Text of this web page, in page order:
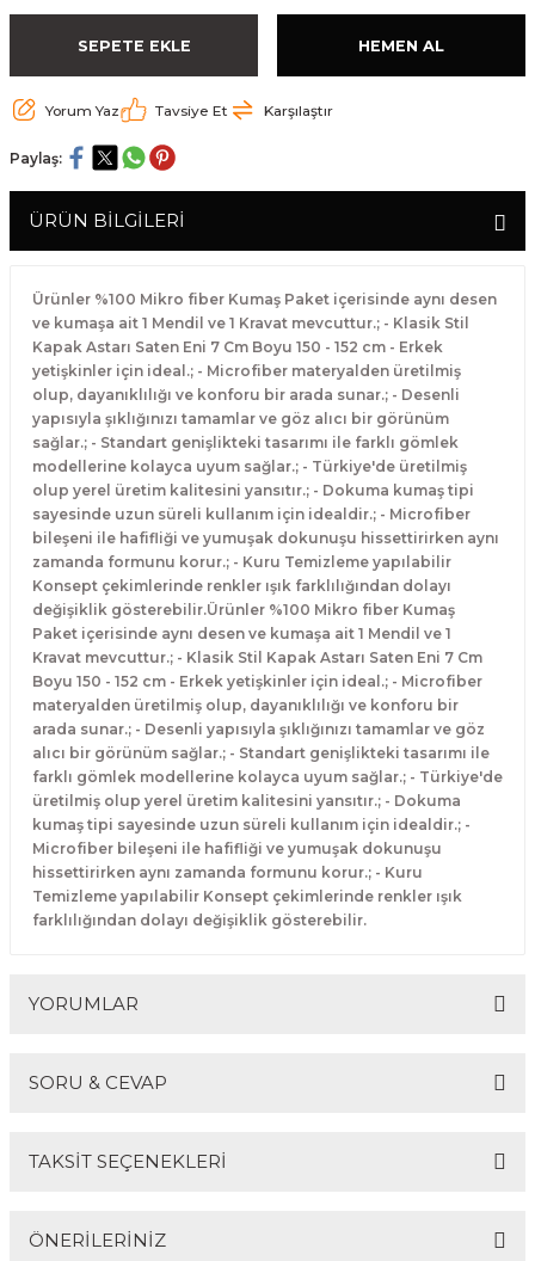
SEPETE EKLE HEMEN AL
Yorum Yaz Tavsiye Et Karşılaştır
Paylaş:
ÜRÜN BİLGİLERİ
Ürünler %100 Mikro fiber Kumaş Paket içerisinde aynı desen
ve kumaşa ait 1 Mendil ve 1 Kravat mevcuttur.; - Klasik Stil
Kapak Astarı Saten Eni 7 Cm Boyu 150 - 152 cm - Erkek
yetişkinler için ideal.; - Microfiber materyalden üretilmiş
olup, dayanıklılığı ve konforu bir arada sunar.; - Desenli
yapısıyla şıklığınızı tamamlar ve göz alıcı bir görünüm
sağlar.; - Standart genişlikteki tasarımı ile farklı gömlek
modellerine kolayca uyum sağlar.; - Türkiye'de üretilmiş
olup yerel üretim kalitesini yansıtır.; - Dokuma kumaş tipi
sayesinde uzun süreli kullanım için idealdir.; - Microfiber
bileşeni ile hafifliği ve yumuşak dokunuşu hissettirirken aynı
zamanda formunu korur.; - Kuru Temizleme yapılabilir
Konsept çekimlerinde renkler ışık farklılığından dolayı
değişiklik gösterebilir.Ürünler %100 Mikro fiber Kumaş
Paket içerisinde aynı desen ve kumaşa ait 1 Mendil ve 1
Kravat mevcuttur.; - Klasik Stil Kapak Astarı Saten Eni 7 Cm
Boyu 150 - 152 cm - Erkek yetişkinler için ideal.; - Microfiber
materyalden üretilmiş olup, dayanıklılığı ve konforu bir
arada sunar.; - Desenli yapısıyla şıklığınızı tamamlar ve göz
alıcı bir görünüm sağlar.; - Standart genişlikteki tasarımı ile
farklı gömlek modellerine kolayca uyum sağlar.; - Türkiye'de
üretilmiş olup yerel üretim kalitesini yansıtır.; - Dokuma
kumaş tipi sayesinde uzun süreli kullanım için idealdir.; -
Microfiber bileşeni ile hafifliği ve yumuşak dokunuşu
hissettirirken aynı zamanda formunu korur.; - Kuru
Temizleme yapılabilir Konsept çekimlerinde renkler ışık
farklılığından dolayı değişiklik gösterebilir.
YORUMLAR
SORU & CEVAP
TAKSİT SEÇENEKLERİ
ÖNERİLERİNİZ